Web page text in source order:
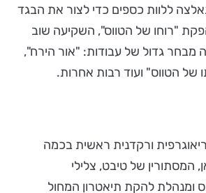
ללוות כספים כדי לצור את הבגד
"רוחו של הטווס", השקיעה שוב
מבחר גדול של עבודות: "אור הירח",
של הטווס" ועוד רבות אחרות.
ורקדנית ראשית בכמה
המסתורין של טיבט, צלילי
ומנהלת להקת תיאטרון המחול